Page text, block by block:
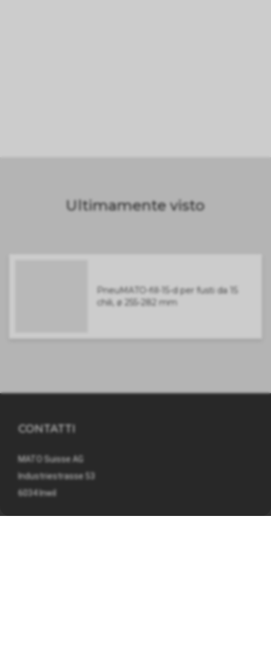
Ultimamente visto
PneuMATO-fill-15-d per fusti da 15
chili, ø 255-282 mm
CONTATTI
MATO Suisse AG
Industriestrasse 53
6034 Inwil